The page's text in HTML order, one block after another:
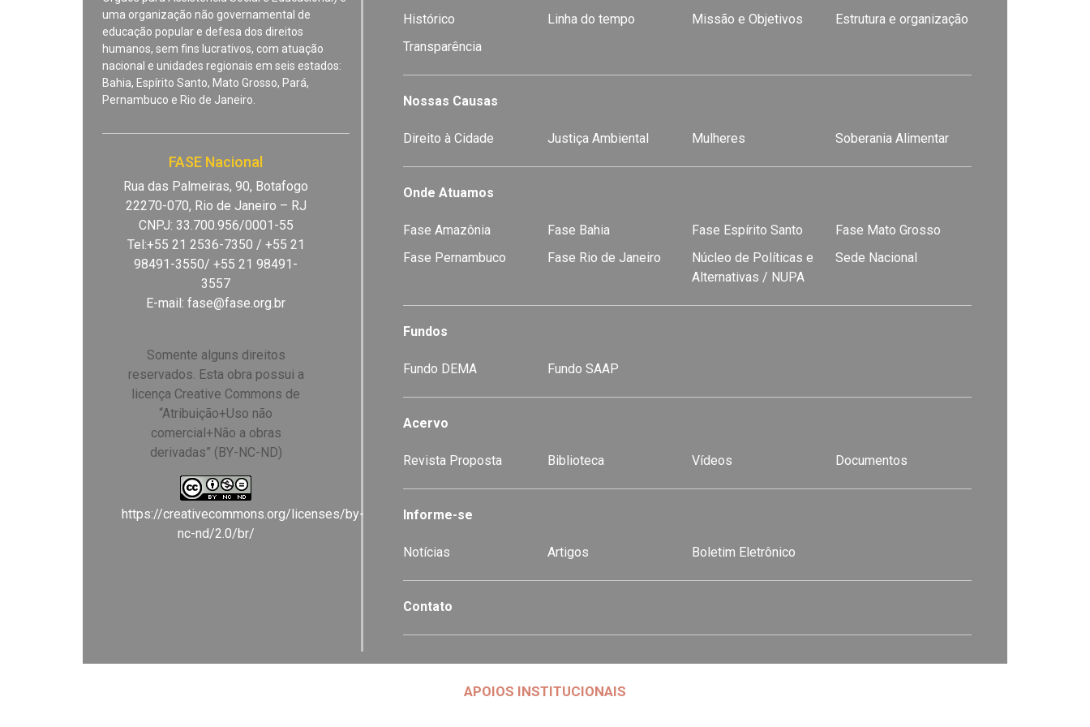
uma organização não governamental de
educação popular e defesa dos direitos
humanos, sem fins lucrativos, com atuação
nacional e unidades regionais em seis estados:
Bahia, Espírito Santo, Mato Grosso, Pará,
Pernambuco e Rio de Janeiro.
FASE Nacional
Rua das Palmeiras, 90, Botafogo
22270-070, Rio de Janeiro – RJ
CNPJ: 33.700.956/0001-55
Tel:+55 21 2536-7350 / +55 21
98491-3550/ +55 21 98491-
3557
E-mail:fase@fase.org.br
Somente alguns direitos
reservados. Esta obra possui a
licença Creative Commons de
“Atribuição+Uso não
comercial+Não a obras
derivadas” (BY-NC-ND)
https://creativecommons.org/licenses/by-
nc-nd/2.0/br/
Histórico Linha do tempo Missão e Objetivos
Estrutura e organização
Transparência
Nossas Causas
Direito à Cidade Justiça Ambiental Mulheres Soberania Alimentar
Onde Atuamos
Fase Amazônia Fase Bahia Fase Espírito Santo
Fase Mato Grosso
Fase Pernambuco
Fase Rio de Janeiro
Núcleo de Políticas e
Alternativas / NUPA
Sede Nacional
Fundos
Fundo DEMA Fundo SAAP
Acervo
Revista Proposta Biblioteca Vídeos Documentos
Informe-se
Notícias Artigos Boletim Eletrônico
Contato
APOIOS INSTITUCIONAIS